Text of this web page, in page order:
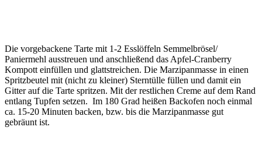
Die vorgebackene Tarte mit 1-2 Esslöffeln Semmelbrösel/
Paniermehl ausstreuen und anschließend das Apfel-Cranberry
Kompott einfüllen und glattstreichen. Die Marzipanmasse in einen
Spritzbeutel mit (nicht zu kleiner) Sterntülle füllen und damit ein
Gitter auf die Tarte spritzen. Mit der restlichen Creme auf dem Rand
entlang Tupfen setzen. Im 180 Grad heißen Backofen noch einmal
ca. 15-20 Minuten backen, bzw. bis die Marzipanmasse gut
gebräunt ist.